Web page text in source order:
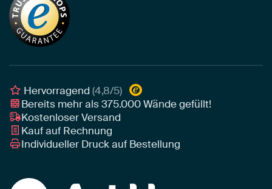
Tapete
Leinwand
Leinwand für draußen
Akustik-Tipps
Tipps von unseren Botschaftern
Individuelle Einrichtungsberatung
Unser Team
Botschafter
Awards und Preise
Art Heroes App
Hervorragend(4,8/5)
Bereits mehr als375.000Wände gefüllt!
Kostenloser Versand
Kauf auf Rechnung
Individueller Druck auf Bestellung